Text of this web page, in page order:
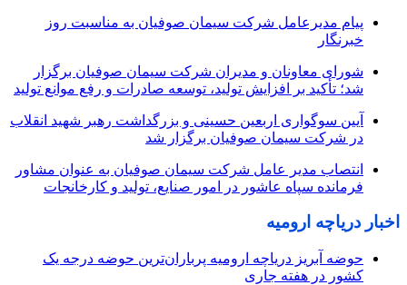
پیام مدیرعامل شرکت سیمان صوفیان به مناسبت روز
خبرنگار
شورای معاونان و مدیران شرکت سیمان صوفیان برگزار
شد؛ تأکید بر افزایش تولید، توسعه صادرات و رفع موانع تولید
آیین سوگواری اربعین حسینی و بزرگداشت رهبر شهید انقلاب
در شرکت سیمان صوفیان برگزار شد
انتصاب مدیر عامل شرکت سیمان صوفیان به عنوان مشاور
فرمانده سپاه عاشور در امور صنایع، تولید و کارخانجات
اخبار دریاچه ارومیه
حوضه آبریز دریاچه ارومیه پرباران‌ترین حوضه‌ درجه یک
کشور در هفته جاری